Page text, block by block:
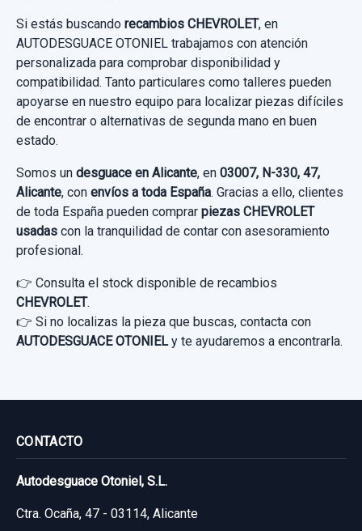
19,00 €
Sin IVA, gastos de envío no incluidos.
Consultar por whatsapp
GUARNECIDO PUERTA TRASERA DERECHA
usado.
CHEVROLET CRUZE 2.0 DIESEL CAT
Si estás buscando recambios CHEVROLET, en
AUTODESGUACE OTONIEL trabajamos con atención
personalizada para comprobar disponibilidad y
compatibilidad. Tanto particulares como talleres pueden
apoyarse en nuestro equipo para localizar piezas difíciles
de encontrar o alternativas de segunda mano en buen
estado.
Somos un desguace en Alicante, en 03007, N-330, 47,
Alicante, con envíos a toda España. Gracias a ello, clientes
de toda España pueden comprar piezas CHEVROLET
usadas con la tranquilidad de contar con asesoramiento
profesional.
👉 Consulta el stock disponible de recambios
CHEVROLET.
👉 Si no localizas la pieza que buscas, contacta con
AUTODESGUACE OTONIELy te ayudaremos a encontrarla.
CONTACTO
Autodesguace Otoniel, S.L.
Ctra. Ocaña, 47 - 03114, Alicante